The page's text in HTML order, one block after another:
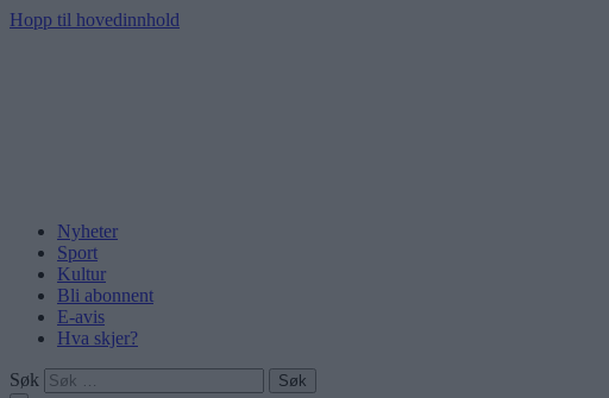
Hopp til hovedinnhold
Nyheter
Sport
Kultur
Bli abonnent
E-avis
Hva skjer?
Søk